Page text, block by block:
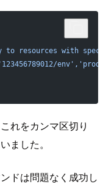
to resources with
れをカンマ区切り
ました。
ドは問題なく成功し